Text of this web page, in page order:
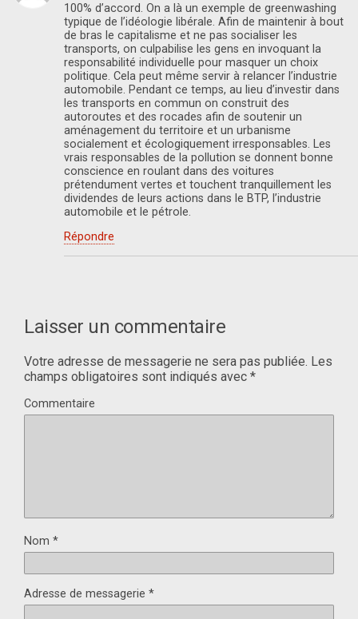
100% d’accord. On a là un exemple de greenwashing
typique de l’idéologie libérale. Afin de maintenir à bout
de bras le capitalisme et ne pas socialiser les
transports, on culpabilise les gens en invoquant la
responsabilité individuelle pour masquer un choix
politique. Cela peut même servir à relancer l’industrie
automobile. Pendant ce temps, au lieu d’investir dans
les transports en commun on construit des
autoroutes et des rocades afin de soutenir un
aménagement du territoire et un urbanisme
socialement et écologiquement irresponsables. Les
vrais responsables de la pollution se donnent bonne
conscience en roulant dans des voitures
prétendument vertes et touchent tranquillement les
dividendes de leurs actions dans le BTP, l’industrie
automobile et le pétrole.
Répondre
Laisser un commentaire
Votre adresse de messagerie ne sera pas publiée. Les
champs obligatoires sont indiqués avec *
Commentaire
Nom *
Adresse de messagerie *